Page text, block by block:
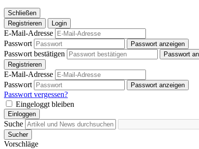
Schließen
Registrieren
Login
E-Mail-Adresse
Passwort
Passwort anzeigen
Passwort bestätigen
Passwort
Registrieren
E-Mail-Adresse
Passwort
Passwort anzeigen
Passwort vergessen?
Eingeloggt bleiben
Einloggen
Suche
Sucher
Vorschläge